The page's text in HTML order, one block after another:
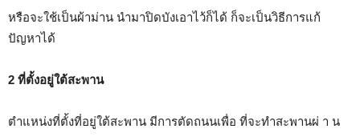
หรือจะใช้เป็นผ้าม่าน นำมาปิดบังเอาไว้ก็ได้ ก็จะเป็นวิธีการแก้
ปัญหาได้
2 ที่ตั้งอยู่ใต้สะพาน
ตำแหน่งที่ตั้งที่อยู่ใต้สะพาน มีการตัดถนนเพื่อ ที่จะทำสะพานผ่ า น